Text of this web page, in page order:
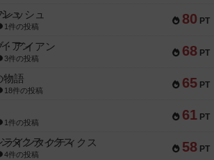
80 PT
ッシュ
1件の投稿
68 PT
・アイアン
3件の投稿
65 PT
物語
18件の投稿
61 PT
1件の投稿
58 PT
インタクティクス
4件の投稿